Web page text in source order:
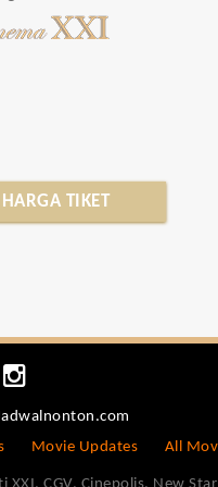
TIKET
Movie Updates All